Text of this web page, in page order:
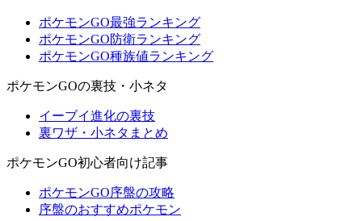
ポケモンGO最強ランキング
ポケモンGO防衛ランキング
ポケモンGO種族値ランキング
ポケモンGOの裏技・小ネタ
イーブイ進化の裏技
裏ワザ・小ネタまとめ
ポケモンGO初心者向け記事
ポケモンGO序盤の攻略
序盤のおすすめポケモン